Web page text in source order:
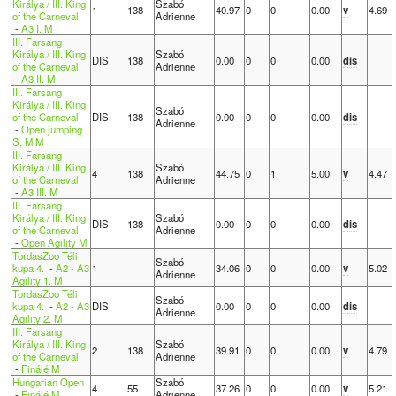
Királya / III. King
of the Carneval
-A3 I. M
1 138
Szabó
Adrienne
40.97 0 0 0.00 v 4.69
III. Farsang
Királya / III. King
of the Carneval
-A3 II. M
DIS 138
Szabó
Adrienne
0.00 0 0 0.00 dis
III. Farsang
Királya / III. King
of the Carneval
-Open jumping
S, M M
DIS 138
Szabó
Adrienne
0.00 0 0 0.00 dis
III. Farsang
Királya / III. King
of the Carneval
-A3 III. M
4 138
Szabó
Adrienne
44.75 0 1 5.00 v 4.47
III. Farsang
Királya / III. King
of the Carneval
-Open Agility M
DIS 138
Szabó
Adrienne
0.00 0 0 0.00 dis
TordasZoo Téli
kupa 4. -A2 - A3
Agility 1. M
1
Szabó
Adrienne
34.06 0 0 0.00 v
5.02
TordasZoo Téli
kupa 4. -A2 - A3
Agility 2. M
DIS
Szabó
Adrienne
0.00 0 0 0.00
dis
III. Farsang
Királya / III. King
of the Carneval
- Finálé M
2 138
Szabó
Adrienne
39.91 0 0 0.00 v 4.79
Hungarian Open 4 55
Szabó
37.26 0 0 0.00 v 5.21